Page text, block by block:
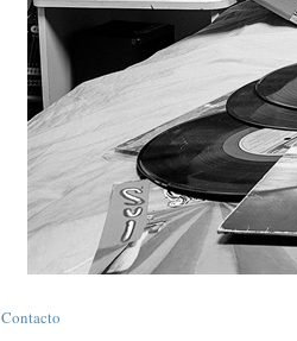
Contacto